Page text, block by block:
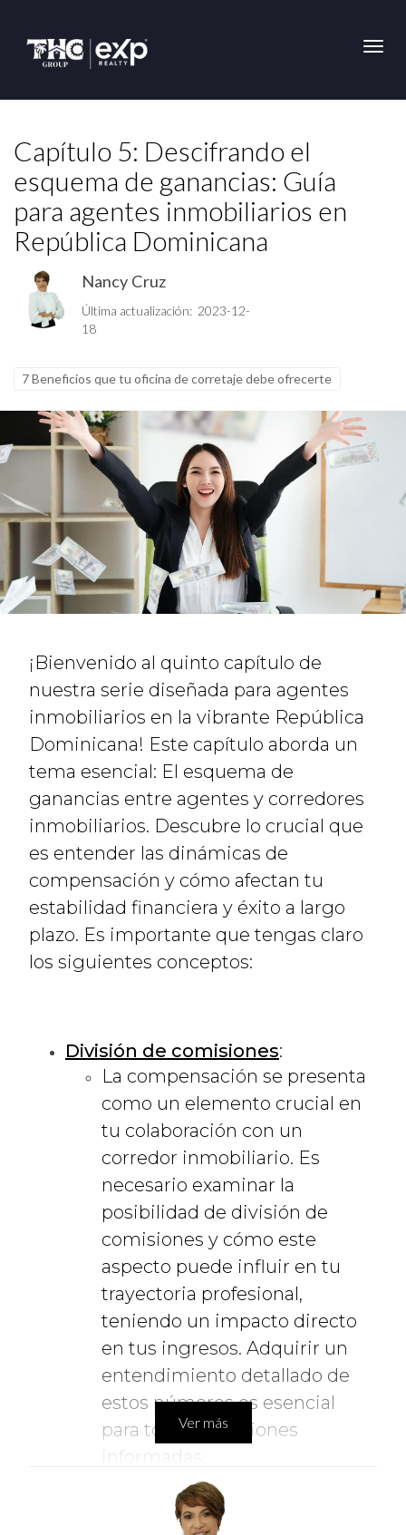
Capítulo 5: Descifrando el
esquema de ganancias: Guía
para agentes inmobiliarios en
República Dominicana
Nancy Cruz
Última actualización: 2023-12-
18
7 Beneficios que tu oficina de corretaje debe ofrecerte
¡Bienvenido al quinto capítulo de
nuestra serie diseñada para agentes
inmobiliarios en la vibrante República
Dominicana! Este capítulo aborda un
tema esencial: El esquema de
ganancias entre agentes y corredores
inmobiliarios. Descubre lo crucial que
es entender las dinámicas de
compensación y cómo afectan tu
estabilidad financiera y éxito a largo
plazo. Es importante que tengas claro
los siguientes conceptos:
División de comisiones:
La compensación se presenta
como un elemento crucial en
tu colaboración con un
corredor inmobiliario. Es
necesario examinar la
posibilidad de división de
comisiones y cómo este
aspecto puede influir en tu
trayectoria profesional,
teniendo un impacto directo
en tus ingresos. Adquirir un
entendimiento detallado de
estos números es esencial
para tomar decisiones
informadas.
Ver más